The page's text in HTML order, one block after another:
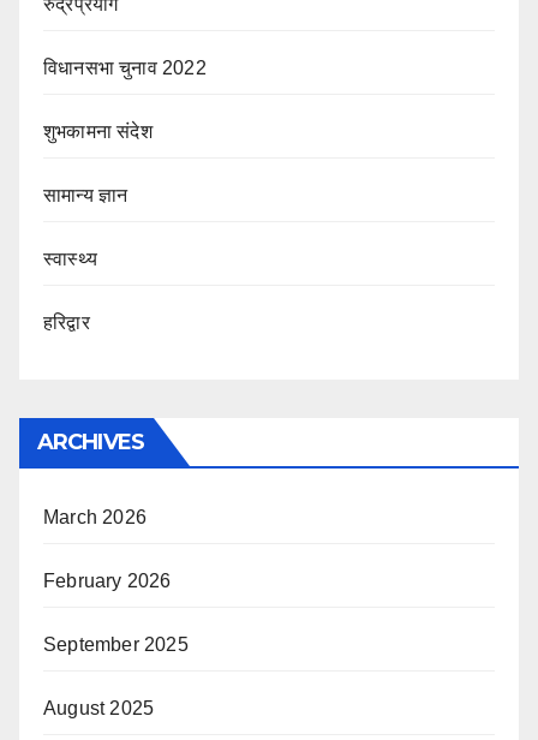
रुद्रप्रयाग
विधानसभा चुनाव 2022
शुभकामना संदेश
सामान्य ज्ञान
स्वास्थ्य
हरिद्वार
ARCHIVES
March 2026
February 2026
September 2025
August 2025